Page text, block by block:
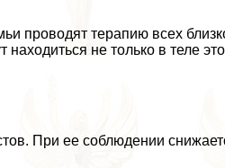
проводят терапию всех
не только в теле
При ее соблюдении